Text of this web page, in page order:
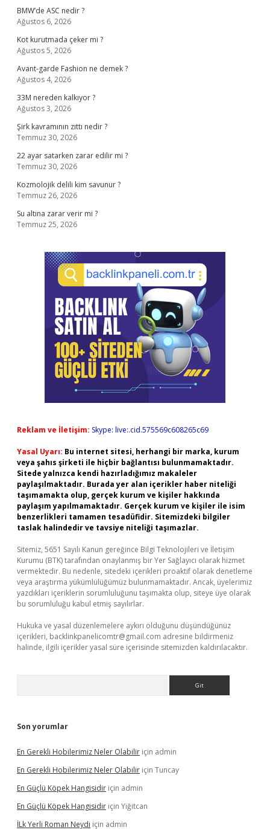
BMW’de ASC nedir ?
Ağustos 6, 2026
Kot kurutmada çeker mi ?
Ağustos 5, 2026
Avant-garde Fashion ne demek ?
Ağustos 4, 2026
33M nereden kalkıyor ?
Ağustos 3, 2026
Şirk kavramının zıttı nedir ?
Temmuz 30, 2026
22 ayar satarken zarar edilir mi ?
Temmuz 30, 2026
Kozmolojik delili kim savunur ?
Temmuz 26, 2026
Su altına zarar verir mi ?
Temmuz 25, 2026
Reklam ve İletişim: Skype: live:.cid.575569c608265c69
Yasal Uyarı: Bu internet sitesi, herhangi bir marka, kurum
veya şahıs şirketi ile hiçbir bağlantısı bulunmamaktadır.
Sitede yalnızca kendi hazırladığımız makaleler
paylaşılmaktadır. Burada yer alan içerikler haber niteliği
taşımamakta olup, gerçek kurum ve kişiler hakkında
paylaşım yapılmamaktadır. Gerçek kurum ve kişiler ile isim
benzerlikleri tamamen tesadüfidir. Sitemizdeki bilgiler
taslak halindedir ve tavsiye niteliği taşımazlar.
Sitemiz, 5651 Sayılı Kanun gereğince Bilgi Teknolojileri ve İletişim
Kurumu (BTK) tarafından onaylanmış bir Yer Sağlayıcı olarak hizmet
vermektedir. Bu nedenle, sitedeki içerikleri proaktif olarak denetleme
veya araştırma yükümlülüğümüz bulunmamaktadır. Ancak, üyelerimiz
yazdıkları içeriklerin sorumluluğunu taşımakta olup, siteye üye olarak
bu sorumluluğu kabul etmiş sayılırlar.
Hukuka ve yasal düzenlemelere aykırı olduğunu düşündüğünüz
içerikleri, backlinkpanelicomtr@gmail.com adresine bildirmeniz
halinde, ilgili içerikler yasal süre içerisinde sitemizden kaldırılacaktır.
Son yorumlar
En Gerekli Hobilerimiz Neler Olabilir için admin
En Gerekli Hobilerimiz Neler Olabilir için Tuncay
En Güçlü Köpek Hangisidir için admin
En Güçlü Köpek Hangisidir için Yiğitcan
İLk Yerli Roman Neydi için admin